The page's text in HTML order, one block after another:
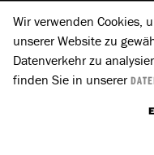
IMPRESSUM
DATENSCHUTZ
Wir verwenden Cookies,
unserer Website zu
Datenverkehr zu
finden Sie in unserer